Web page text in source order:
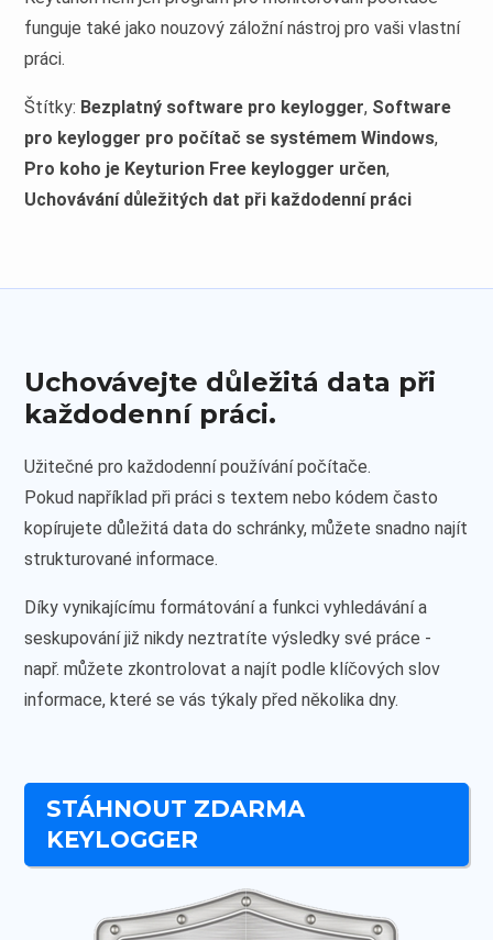
funguje také jako nouzový záložní nástroj pro vaši vlastní
práci.
Štítky: Bezplatný software pro keylogger, Software
pro keylogger pro počítač se systémem Windows,
Pro koho je Keyturion Free keylogger určen,
Uchovávání důležitých dat při každodenní práci
Uchovávejte důležitá data při
každodenní práci.
Užitečné pro každodenní používání počítače.
Pokud například při práci s textem nebo kódem často
kopírujete důležitá data do schránky, můžete snadno najít
strukturované informace.
Díky vynikajícímu formátování a funkci vyhledávání a
seskupování již nikdy neztratíte výsledky své práce -
např. můžete zkontrolovat a najít podle klíčových slov
informace, které se vás týkaly před několika dny.
STÁHNOUT ZDARMA
KEYLOGGER